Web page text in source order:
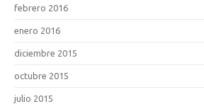
febrero 2016
enero 2016
diciembre 2015
octubre 2015
julio 2015